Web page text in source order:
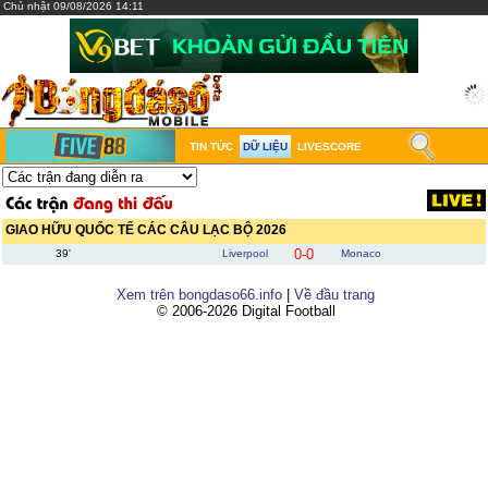
Chủ nhật 09/08/2026 14:11
TIN TỨC DỮ LIỆU LIVESCORE
GIAO HỮU QUỐC TẾ CÁC CÂU LẠC BỘ 2026
39' Liverpool 0-0 Monaco
Xem trên bongdaso66.info
Về đầu trang
© 2006-2026 Digital Football